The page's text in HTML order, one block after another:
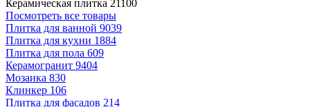
Керамическая плитка 21100
Посмотреть все товары
Плитка для ванной 9039
Плитка для кухни 1884
Плитка для пола 609
Керамогранит 9404
Мозаика 830
Клинкер 106
Плитка для фасадов 214